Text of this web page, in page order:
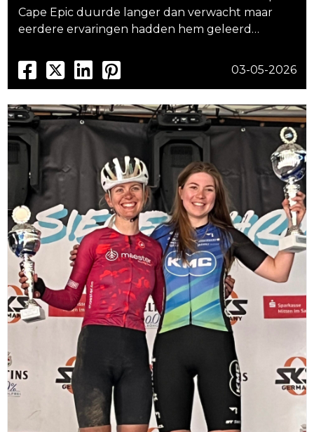
Cape Epic duurde langer dan verwacht maar
eerdere ervaringen hadden hem geleerd…
03-05-2026